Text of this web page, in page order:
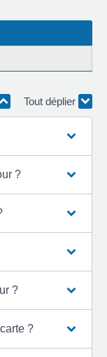
Tout déplier
?
?
?